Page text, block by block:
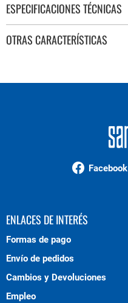
ESPECIFICACIONES TÉCNICAS
OTRAS CARACTERÍSTICAS
Facebook
ENLACES DE INTERÉS
Formas de pago
Envío de pedidos
Cambios y Devoluciones
Empleo